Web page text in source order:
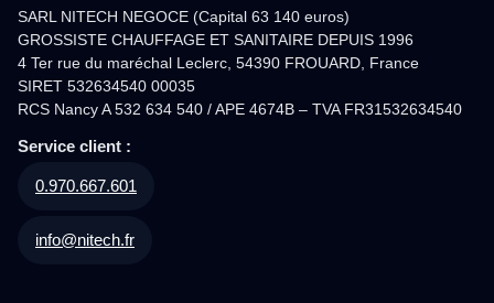
SARL NITECH NEGOCE (Capital 63 140 euros)
GROSSISTE CHAUFFAGE ET SANITAIRE DEPUIS 1996
4 Ter rue du maréchal Leclerc, 54390 FROUARD, France
SIRET 532634540 00035
RCS Nancy A 532 634 540 / APE 4674B – TVA FR31532634540
Service client :
0.970.667.601
info@nitech.fr